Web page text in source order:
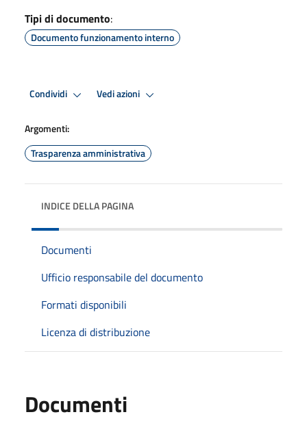
Tipi di documento:
Documento funzionamento interno
Condividi Vedi azioni
Argomenti:
Trasparenza amministrativa
INDICE DELLA PAGINA
Documenti
Ufficio responsabile del documento
Formati disponibili
Licenza di distribuzione
Documenti